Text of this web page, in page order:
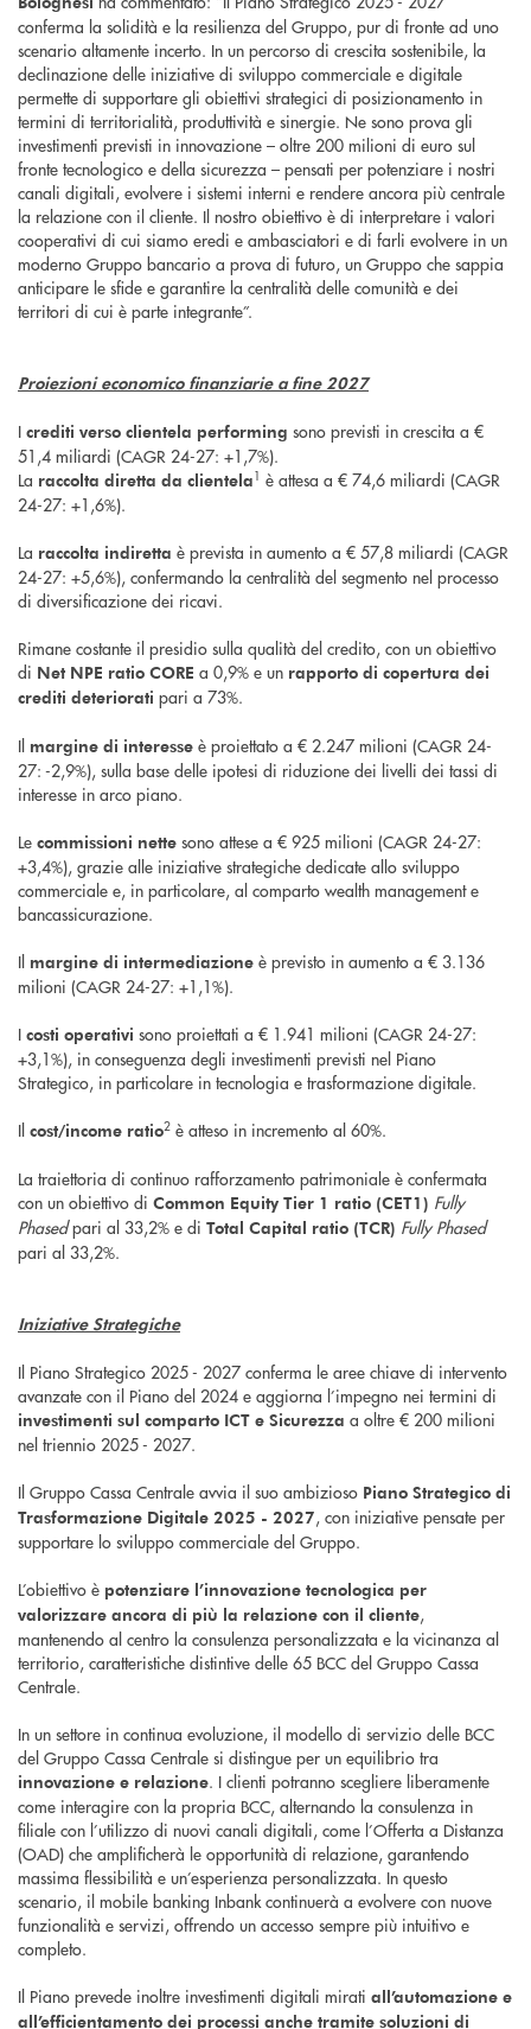
conferma la solidità e la resilienza del Gruppo, pur di fronte ad uno
scenario altamente incerto. In un percorso di crescita sostenibile, la
declinazione delle iniziative di sviluppo commerciale e digitale
permette di supportare gli obiettivi strategici di posizionamento in
termini di territorialità, produttività e sinergie. Ne sono prova gli
investimenti previsti in innovazione – oltre 200 milioni di euro sul
fronte tecnologico e della sicurezza – pensati per potenziare i nostri
canali digitali, evolvere i sistemi interni e rendere ancora più centrale
la relazione con il cliente. Il nostro obiettivo è di interpretare i valori
cooperativi di cui siamo eredi e ambasciatori e di farli evolvere in un
moderno Gruppo bancario a prova di futuro, un Gruppo che sappia
anticipare le sfide e garantire la centralità delle comunità e dei
territori di cui è parte integrante”.
Proiezioni economico finanziarie a fine 2027
I crediti verso clientela performing sono previsti in crescita a €
51,4 miliardi (CAGR 24-27: +1,7%).
La raccolta diretta da clientela1 è attesa a € 74,6 miliardi (CAGR
24-27: +1,6%).
La raccolta indiretta è prevista in aumento a € 57,8 miliardi (CAGR
24-27: +5,6%), confermando la centralità del segmento nel processo
di diversificazione dei ricavi.
Rimane costante il presidio sulla qualità del credito, con un obiettivo
di Net NPE ratio CORE a 0,9% e un rapporto di copertura dei
crediti deteriorati pari a 73%.
Il margine di interesse è proiettato a € 2.247 milioni (CAGR 24-
27: -2,9%), sulla base delle ipotesi di riduzione dei livelli dei tassi di
interesse in arco piano.
Le commissioni nette sono attese a € 925 milioni (CAGR 24-27:
+3,4%), grazie alle iniziative strategiche dedicate allo sviluppo
commerciale e, in particolare, al comparto wealth management e
bancassicurazione.
Il margine di intermediazione è previsto in aumento a € 3.136
milioni (CAGR 24-27: +1,1%).
I costi operativi sono proiettati a € 1.941 milioni (CAGR 24-27:
+3,1%), in conseguenza degli investimenti previsti nel Piano
Strategico, in particolare in tecnologia e trasformazione digitale.
Il cost/income ratio2 è atteso in incremento al 60%.
La traiettoria di continuo rafforzamento patrimoniale è confermata
con un obiettivo di Common Equity Tier 1 ratio (CET1) Fully
Phasedpari al 33,2% e di Total Capital ratio (TCR) Fully Phased
pari al 33,2%.
Iniziative Strategiche
Il Piano Strategico 2025 - 2027 conferma le aree chiave di intervento
avanzate con il Piano del 2024 e aggiorna l’impegno nei termini di
investimenti sul comparto ICT e Sicurezza a oltre € 200 milioni
nel triennio 2025 - 2027.
Il Gruppo Cassa Centrale avvia il suo ambizioso Piano Strategico di
Trasformazione Digitale 2025 - 2027, con iniziative pensate per
supportare lo sviluppo commerciale del Gruppo.
L’obiettivo è potenziare l’innovazione tecnologica per
valorizzare ancora di più la relazione con il cliente,
mantenendo al centro la consulenza personalizzata e la vicinanza al
territorio, caratteristiche distintive delle 65 BCC del Gruppo Cassa
Centrale.
In un settore in continua evoluzione, il modello di servizio delle BCC
del Gruppo Cassa Centrale si distingue per un equilibrio tra
innovazione e relazione. I clienti potranno scegliere liberamente
come interagire con la propria BCC, alternando la consulenza in
filiale con l’utilizzo di nuovi canali digitali, come l’Offerta a Distanza
(OAD) che amplificherà le opportunità di relazione, garantendo
massima flessibilità e un’esperienza personalizzata. In questo
scenario, il mobile banking Inbank continuerà a evolvere con nuove
funzionalità e servizi, offrendo un accesso sempre più intuitivo e
completo.
Il Piano prevede inoltre investimenti digitali mirati all’automazione e
all’efficientamento dei processi anche tramite soluzioni di